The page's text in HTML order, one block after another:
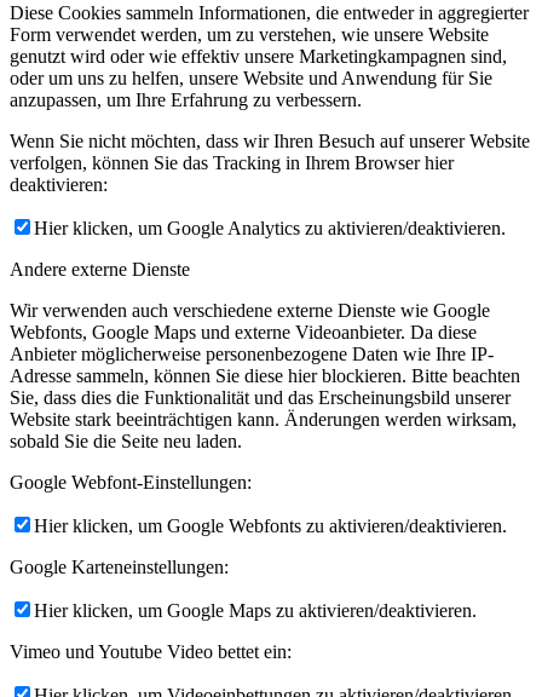
Diese Cookies sammeln Informationen, die entweder in aggregierter
Form verwendet werden, um zu verstehen, wie unsere Website
genutzt wird oder wie effektiv unsere Marketingkampagnen sind,
oder um uns zu helfen, unsere Website und Anwendung für Sie
anzupassen, um Ihre Erfahrung zu verbessern.
Wenn Sie nicht möchten, dass wir Ihren Besuch auf unserer Website
verfolgen, können Sie das Tracking in Ihrem Browser hier
deaktivieren:
Hier klicken, um Google Analytics zu aktivieren/deaktivieren.
Andere externe Dienste
Wir verwenden auch verschiedene externe Dienste wie Google
Webfonts, Google Maps und externe Videoanbieter. Da diese
Anbieter möglicherweise personenbezogene Daten wie Ihre IP-
Adresse sammeln, können Sie diese hier blockieren. Bitte beachten
Sie, dass dies die Funktionalität und das Erscheinungsbild unserer
Website stark beeinträchtigen kann. Änderungen werden wirksam,
sobald Sie die Seite neu laden.
Google Webfont-Einstellungen:
Hier klicken, um Google Webfonts zu aktivieren/deaktivieren.
Google Karteneinstellungen:
Hier klicken, um Google Maps zu aktivieren/deaktivieren.
Vimeo und Youtube Video bettet ein: